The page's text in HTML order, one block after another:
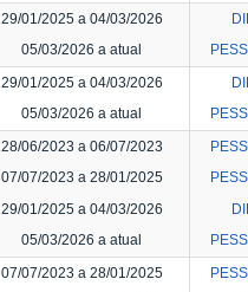
29/01/2025 a 04/03/2026
05/03/2026 a atual
29/01/2025 a 04/03/2026
05/03/2026 a atual
28/06/2023 a 06/07/2023
07/07/2023 a 28/01/2025
29/01/2025 a 04/03/2026
05/03/2026 a atual
07/07/2023 a 28/01/2025